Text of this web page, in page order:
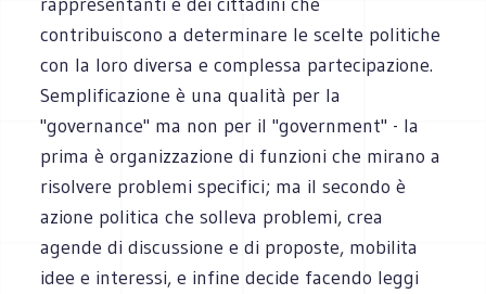
contribuiscono a determinare le scelte politiche
con la loro diversa e complessa partecipazione.
Semplificazione è una qualità per la
"governance" ma non per il "government" - la
prima è organizzazione di funzioni che mirano a
risolvere problemi specifici; ma il secondo è
azione politica che solleva problemi, crea
agende di discussione e di proposte, mobilita
idee e interessi, e infine decide facendo leggi